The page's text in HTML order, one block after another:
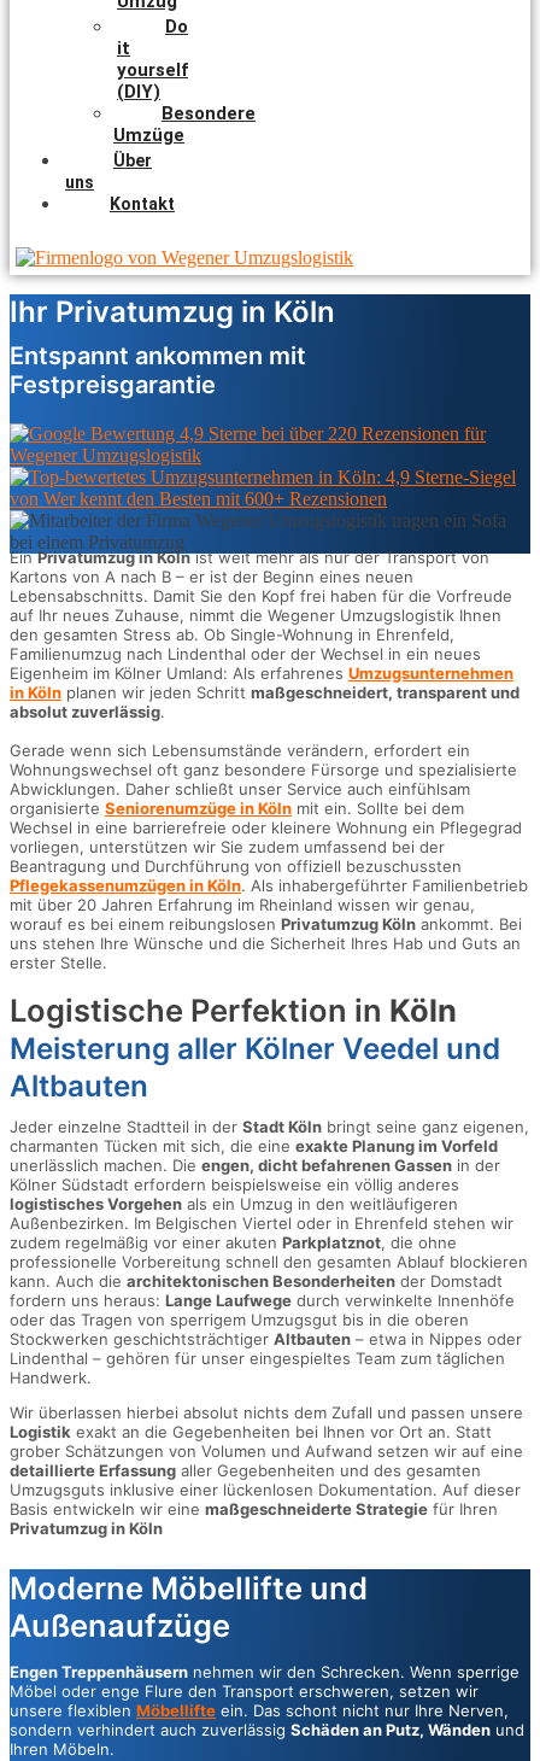
Do
it
yourself
(DIY)
Besondere
Umzüge
Über
uns
Kontakt
Ihr Privatumzug in Köln
Entspannt ankommen mit
Festpreisgarantie
EinPrivatumzug in Kölnist weit mehr als nur der Transport von
Kartons von A nach B – er ist der Beginn eines neuen
Lebensabschnitts. Damit Sie den Kopf frei haben für die Vorfreude
auf Ihr neues Zuhause, nimmt die Wegener Umzugslogistik Ihnen
den gesamten Stress ab. Ob Single-Wohnung in Ehrenfeld,
Familienumzug nach Lindenthal oder der Wechsel in ein neues
Eigenheim im Kölner Umland: Als erfahrenes Umzugsunternehmen
in Köln planen wir jeden Schritt maßgeschneidert, transparent und
absolut zuverlässig.
Gerade wenn sich Lebensumstände verändern, erfordert ein
Wohnungswechsel oft ganz besondere Fürsorge und spezialisierte
Abwicklungen. Daher schließt unser Service auch einfühlsam
organisierte Seniorenumzüge in Köln mit ein. Sollte bei dem
Wechsel in eine barrierefreie oder kleinere Wohnung ein Pflegegrad
vorliegen, unterstützen wir Sie zudem umfassend bei der
Beantragung und Durchführung von offiziell bezuschussten
Pflegekassenumzügen in Köln. Als inhabergeführter Familienbetrieb
mit über 20 Jahren Erfahrung im Rheinland wissen wir genau,
worauf es bei einem reibungslosen Privatumzug Köln ankommt. Bei
uns stehen Ihre Wünsche und die Sicherheit Ihres Hab und Guts an
erster Stelle.
Logistische Perfektion in Köln
Meisterung aller Kölner Veedel und
Altbauten
Jeder einzelne Stadtteil in der Stadt Köln bringt seine ganz eigenen,
charmanten Tücken mit sich, die eine exakte Planung im Vorfeld
unerlässlich machen. Die engen, dicht befahrenen Gassen in der
Kölner Südstadt erfordern beispielsweise ein völlig anderes
logistisches Vorgehen als ein Umzug in den weitläufigeren
Außenbezirken. Im Belgischen Viertel oder in Ehrenfeld stehen wir
zudem regelmäßig vor einer akuten Parkplatznot, die ohne
professionelle Vorbereitung schnell den gesamten Ablauf blockieren
kann. Auch die architektonischen Besonderheiten der Domstadt
fordern uns heraus: Lange Laufwege durch verwinkelte Innenhöfe
oder das Tragen von sperrigem Umzugsgut bis in die oberen
Stockwerken geschichtsträchtiger Altbauten – etwa in Nippes oder
Lindenthal – gehören für unser eingespieltes Team zum täglichen
Handwerk.
Wir überlassen hierbei absolut nichts dem Zufall und passen unsere
Logistik exakt an die Gegebenheiten bei Ihnen vor Ort an. Statt
grober Schätzungen von Volumen und Aufwand setzen wir auf eine
detaillierte Erfassung aller Gegebenheiten und des gesamten
Umzugsguts inklusive einer lückenlosen Dokumentation. Auf dieser
Basis entwickeln wir eine maßgeschneiderte Strategie für Ihren
Privatumzug in Köln
Moderne Möbellifte und
Außenaufzüge
Engen Treppenhäusern nehmen wir den Schrecken. Wenn sperrige
Möbel oder enge Flure den Transport erschweren, setzen wir
unsere flexiblen Möbellifte ein. Das schont nicht nur Ihre Nerven,
sondern verhindert auch zuverlässig Schäden an Putz, Wänden und
Ihren Möbeln.